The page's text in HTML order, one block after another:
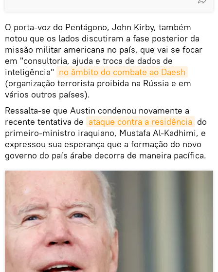
O porta-voz do Pentágono, John Kirby, também
notou que os lados discutiram a fase posterior da
missão militar americana no país, que vai se focar
em "consultoria, ajuda e troca de dados de
inteligência" no âmbito do combate ao Daesh
(organização terrorista proibida na Rússia e em
vários outros países).
Ressalta-se que Austin condenou novamente a
recente tentativa de ataque contra a residência do
primeiro-ministro iraquiano, Mustafa Al-Kadhimi, e
expressou sua esperança que a formação do novo
governo do país árabe decorra de maneira pacífica.